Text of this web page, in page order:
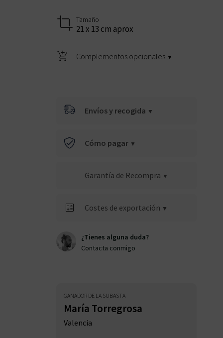
Tamaño
21 x 13 cm aprox
Complementos opcionales
Envíos y recogida
Cómo pagar
Garantía de Recompra
Costes de exportación
¿Tienes alguna duda?
Contacta conmigo
GANADOR DE LA SUBASTA
María Torregrosa
Valencia